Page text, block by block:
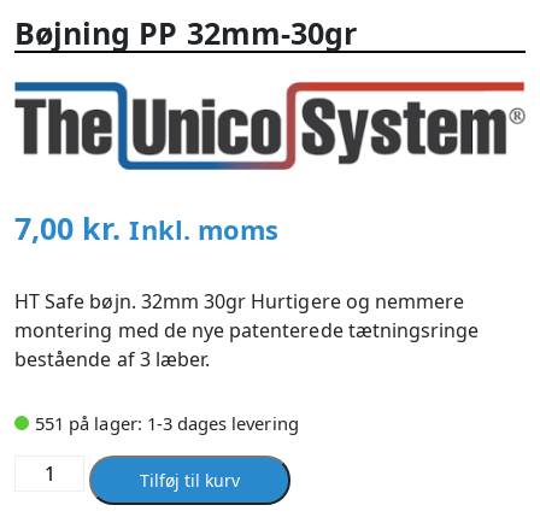
Bøjning PP 32mm-30gr
7,00 kr. Inkl. moms
HT Safe bøjn. 32mm 30gr Hurtigere og nemmere
montering med de nye patenterede tætningsringe
bestående af 3 læber.
551 på lager: 1-3 dages levering
Bøjning
Tilføj til kurv